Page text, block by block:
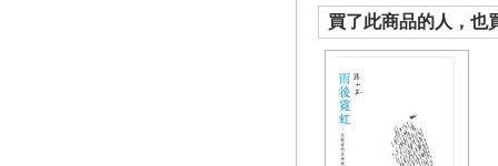
買了此商品的人，也